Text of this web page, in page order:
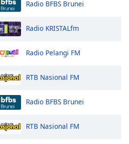
Radio BFBS Brunei
Radio KRISTALfm
Radio Pelangi FM
RTB Nasional FM
Radio BFBS Brunei
RTB Nasional FM